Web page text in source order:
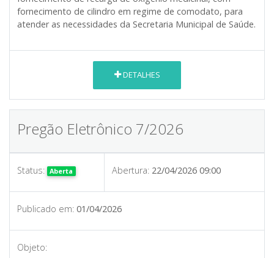
fornecimento de cilindro em regime de comodato, para
atender as necessidades da Secretaria Municipal de Saúde.
DETALHES
Pregão Eletrônico 7/2026
Status: Aberta Abertura: 22/04/2026 09:00
Publicado em: 01/04/2026
Objeto: